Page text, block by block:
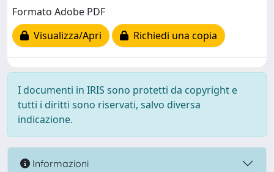
Formato Adobe PDF
Visualizza/Apri
Richiedi una copia
I documenti in IRIS sono protetti da copyright e
tutti i diritti sono riservati, salvo diversa
indicazione.
Informazioni